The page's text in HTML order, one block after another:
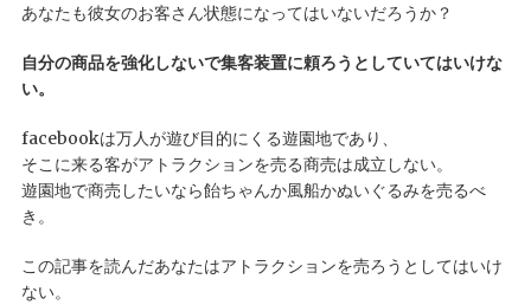
あなたも彼女のお客さん状態になってはいないだろうか？
自分の商品を強化しないで集客装置に頼ろうとしていてはいけな
い。
facebookは万人が遊び目的にくる遊園地であり、
そこに来る客がアトラクションを売る商売は成立しない。
遊園地で商売したいなら飴ちゃんか風船かぬいぐるみを売るべ
き。
この記事を読んだあなたはアトラクションを売ろうとしてはいけ
ない。